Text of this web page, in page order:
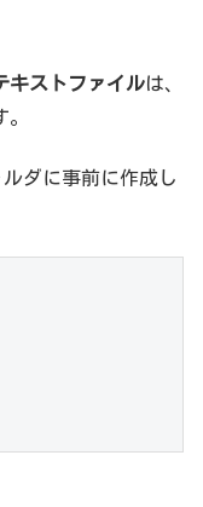
キストファイルは、
ダに事前に作成し